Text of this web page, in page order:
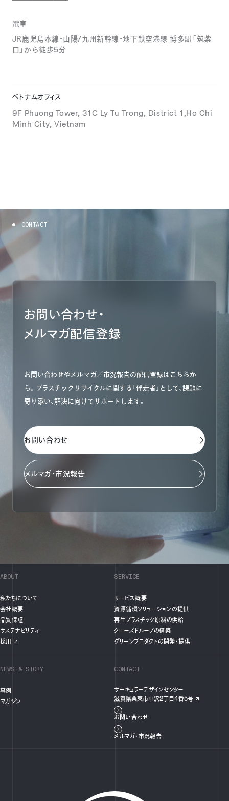
電車
JR鹿児島本線・山陽/九州新幹線・地下鉄空港線 博多駅「筑紫
口」から徒歩5分
ベトナムオフィス
9F Phuong Tower, 31C Ly Tu Trong, District 1,Ho Chi
Minh City, Vietnam
CONTACT
お問い合わせ・
メルマガ配信登録
お問い合わせやメルマガ／市況報告の配信登録はこちらか
ら。ブラスチックリサイクルに関する「伴走者」として、課題に
寄り添い、解決に向けてサポートします。
お問い合わせ
メルマガ・市況報告
ABOUT
私たちについて
会社概要
品質保証
サステナビリティ
採用
SERVICE
サービス概要
資源循環ソリューションの提供
再生プラスチック原料の供給
クローズドループの構築
グリーンプロダクトの開発・提供
NEWS & STORY
事例
マガジン
CONTACT
サーキュラーデザインセンター
滋賀県栗東市中沢2丁目4番5号
お問い合わせ
メルマガ・市況報告